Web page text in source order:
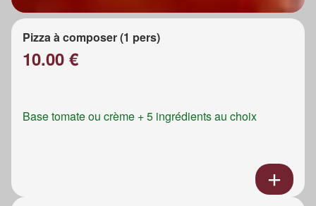
Pizza à composer (1 pers)
10.00 €
Base tomate ou crème + 5 ingrédients au choix